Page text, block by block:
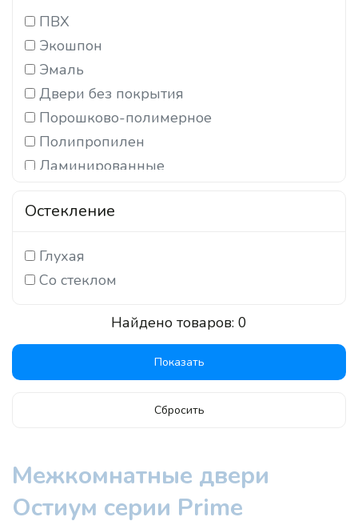
ПВХ
Экошпон
Эмаль
Двери без покрытия
Порошково-полимерное
Полипропилен
Ламинированные
Высокоглянцевое покрытие (Германия)
Остекление
Глухая
Со стеклом
Найдено товаров: 0
Сбросить
Межкомнатные двери
Остиум серии Prime